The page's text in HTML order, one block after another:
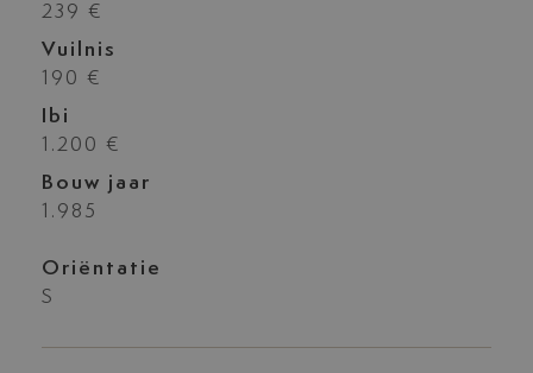
239 €
Vuilnis
190 €
Ibi
1.200 €
Bouw jaar
1.985
Oriëntatie
S